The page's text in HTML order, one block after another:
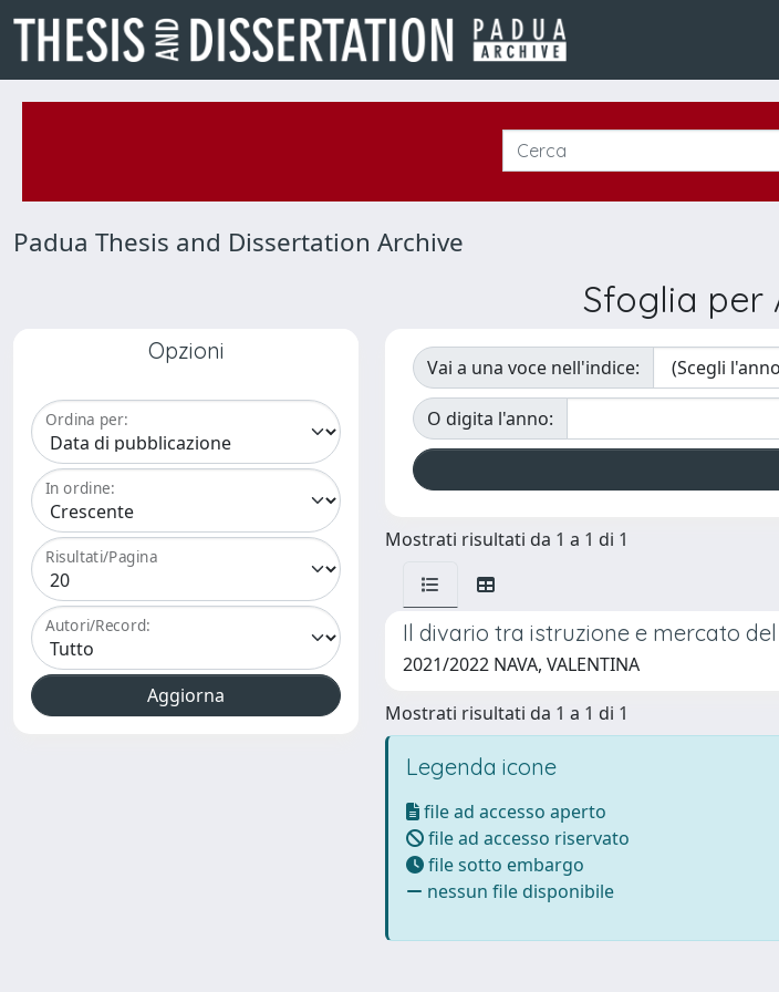
Padua Thesis and Dissertation Archive
Sfoglia per
Opzioni
Ordina per:
In ordine:
Risultati/Pagina
Autori/Record:
Vai a una voce nell'indice:
O digita l'anno:
Mostrati risultati da 1 a 1 di 1
Il divario tra istruzione e mercato
2021/2022 NAVA, VALENTINA
Mostrati risultati da 1 a 1 di 1
Legenda icone
file ad accesso aperto
file ad accesso riservato
file sotto embargo
nessun file disponibile